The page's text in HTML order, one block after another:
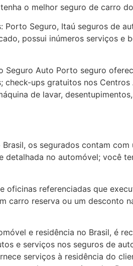
o melhor seguro de carro
Seguro, Itaú seguros de
possui inúmeros serviços e
Seguro Auto Porto seguro
check-ups gratuitos nos
de lavar,
os segurados contam
no automóvel; você
referenciadas que
carro reserva ou um desconto
e residência no Brasil, é
e serviços nos seguros de
serviços à residência do